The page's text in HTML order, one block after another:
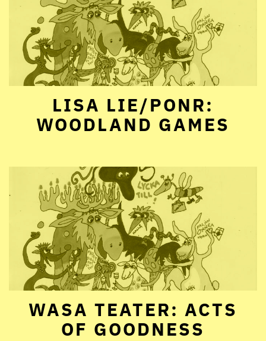
LISA LIE/PONR:
WOODLAND GAMES
WASA TEATER: ACTS
OF GOODNESS